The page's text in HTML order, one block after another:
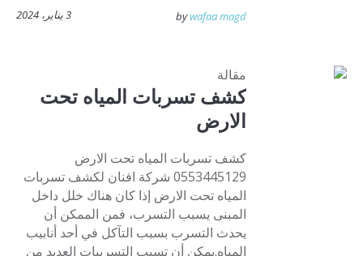
3 يناير، 2024 bywafaa magd
مقالة
كشف تسربات المياه تحت
الارض
كشف تسربات المياه تحت الارض
0553445129 شركة افنان لكشف تسربات
المياه تحت الارض إذا كان هناك خلل داخل
المبنى يسبب التسرب، فمن الممكن أن
يحدث التسرب بسبب التآكل في أحد أنابيب
المياه.يمكن أن تسبب التسريبات العديد من